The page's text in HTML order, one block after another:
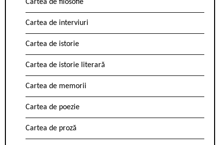
Cartea de filosofie
Cartea de interviuri
Cartea de istorie
Cartea de istorie literară
Cartea de memorii
Cartea de poezie
Cartea de proză